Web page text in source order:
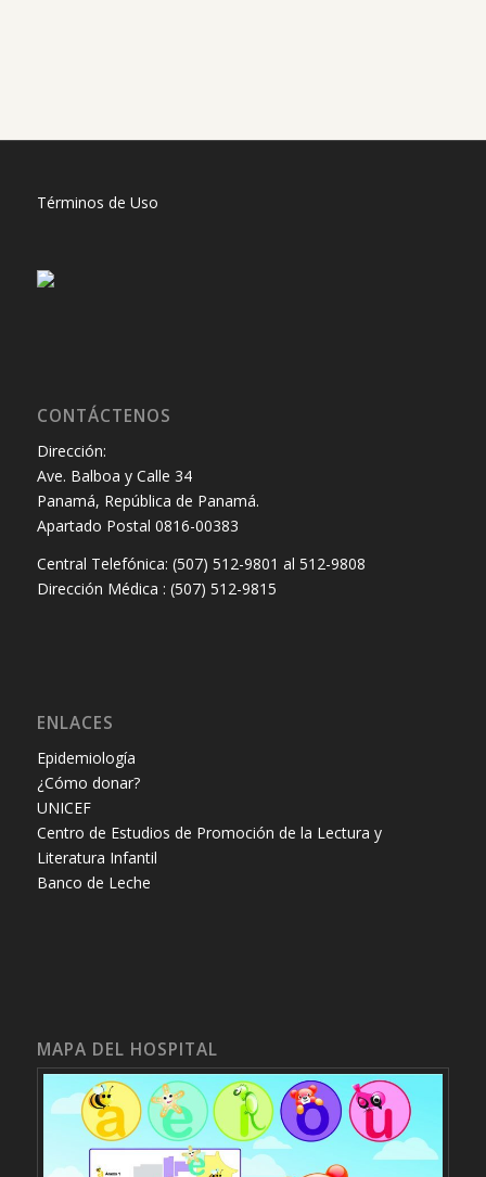
Términos de Uso
CONTÁCTENOS
Dirección:
Ave. Balboa y Calle 34
Panamá, República de Panamá.
Apartado Postal 0816-00383
Central Telefónica: (507) 512-9801 al 512-9808
Dirección Médica : (507) 512-9815
ENLACES
Epidemiología
¿Cómo donar?
UNICEF
Centro de Estudios de Promoción de la Lectura y
Literatura Infantil
Banco de Leche
MAPA DEL HOSPITAL